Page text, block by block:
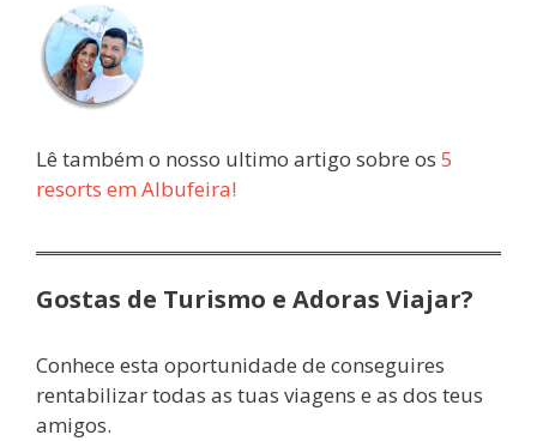
Lê também o nosso ultimo artigo sobre os 5
resorts em Albufeira!
Gostas de Turismo e Adoras Viajar?
Conhece esta oportunidade de conseguires
rentabilizar todas as tuas viagens e as dos teus
amigos.